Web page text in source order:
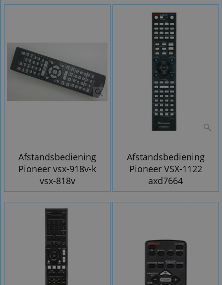
Afstandsbediening
Pioneer vsx-918v-k
vsx-818v
Afstandsbediening
Pioneer VSX-1122
axd7664